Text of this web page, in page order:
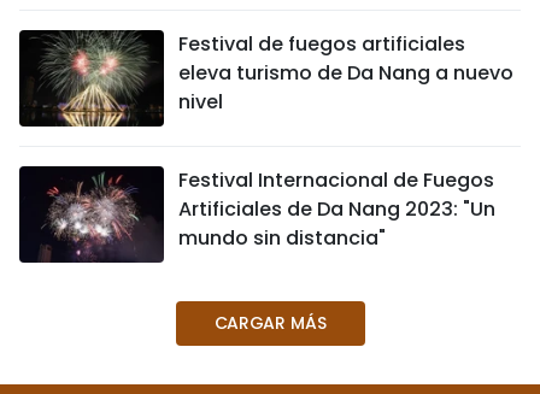
Festival de fuegos artificiales
eleva turismo de Da Nang a nuevo
nivel
Festival Internacional de Fuegos
Artificiales de Da Nang 2023: "Un
mundo sin distancia"
CARGAR MÁS